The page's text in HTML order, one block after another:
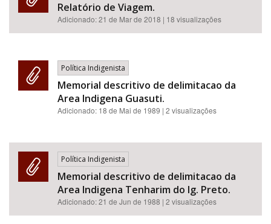
Tema
Área de Levantamento
Área Protegida
Relatório de Viagem.
Adicionado:21 de Mar de 2018 | 18 visualizações
Política Indigenista
Memorial descritivo de delimitacao da
Area Indigena Guasuti.
Adicionado: 18 de Mai de 1989 | 2 visualizações
Política Indigenista
Memorial descritivo de delimitacao da
Area Indigena Tenharim do Ig. Preto.
Adicionado:21 de Jun de 1988 | 2 visualizações